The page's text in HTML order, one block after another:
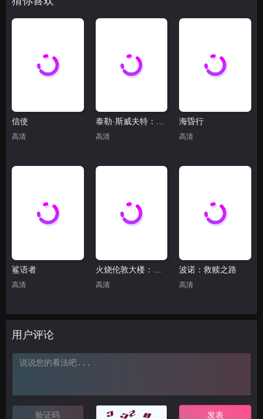
信使
高清
泰勒·斯威夫特：歌舞女郎的官方发布会(抢先版)
高清
海昏行
高清
鲨语者
高清 高清
波诺：救赎之路
高清
用户评论